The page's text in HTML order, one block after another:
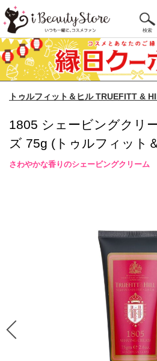
検索
トゥルフィット＆ヒル TRUEFITT &
1805 シェービングクリ
ズ 75g (トゥルフィット
さわやかな香りのシェービングクリーム